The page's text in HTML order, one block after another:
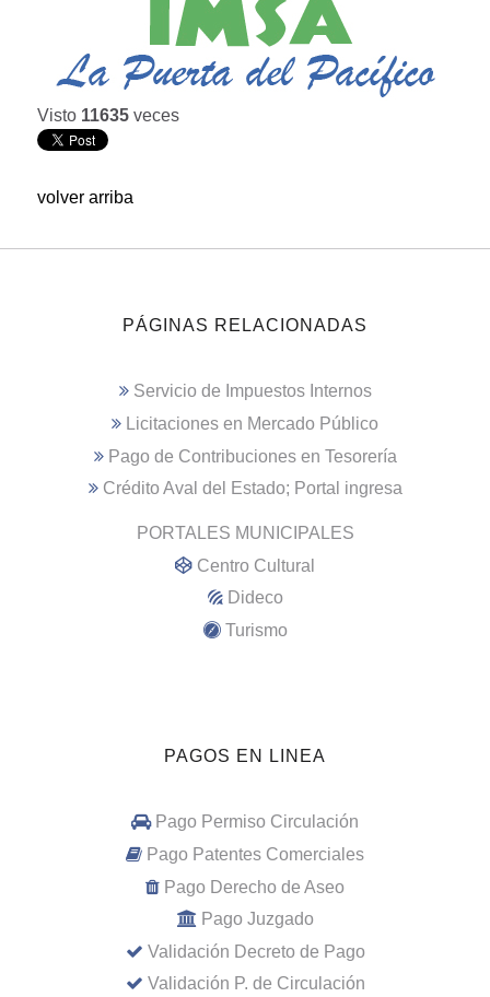
Visto 11635 veces
volver arriba
PÁGINAS RELACIONADAS
Servicio de Impuestos Internos
Licitaciones en Mercado Público
Pago de Contribuciones en Tesorería
Crédito Aval del Estado; Portal ingresa
PORTALES MUNICIPALES
Centro Cultural
Dideco
Turismo
PAGOS EN LINEA
Pago Permiso Circulación
Pago Patentes Comerciales
Pago Derecho de Aseo
Pago Juzgado
Validación Decreto de Pago
Validación P. de Circulación